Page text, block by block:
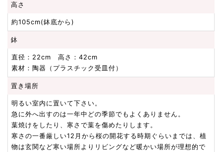
高さ
約105cm(鉢底から)
鉢
直径：22cm 高さ：42cm
素材：陶器（プラスチック受皿付）
置き場所
明るい室内に置いて下さい。
急に外へ出すのは一年中どの季節でもよくありません。
葉焼けをしたり、寒さで葉を傷めたりします。
寒さの一番厳しい12月から桜の開花する時期ぐらいまでは、植
物は玄関など寒い場所よりリビングなど暖かい場所が理想的で